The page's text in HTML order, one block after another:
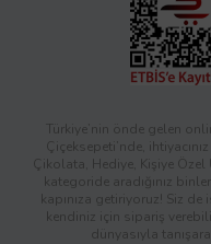
Türkiye’nin önde gelen
Çiçeksepeti’nde,
Çikolata, Hediye, Kişiye
kategoride aradığınız
kapınıza getiriyoruz! Siz
kendiniz için sipariş
dünyasıyla